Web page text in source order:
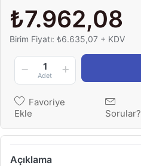
₺7.962,08
Birim Fiyatı: ₺6.635,07 + KDV
1
Adet
Favoriye
Ekle
Sorular?
Açıklama